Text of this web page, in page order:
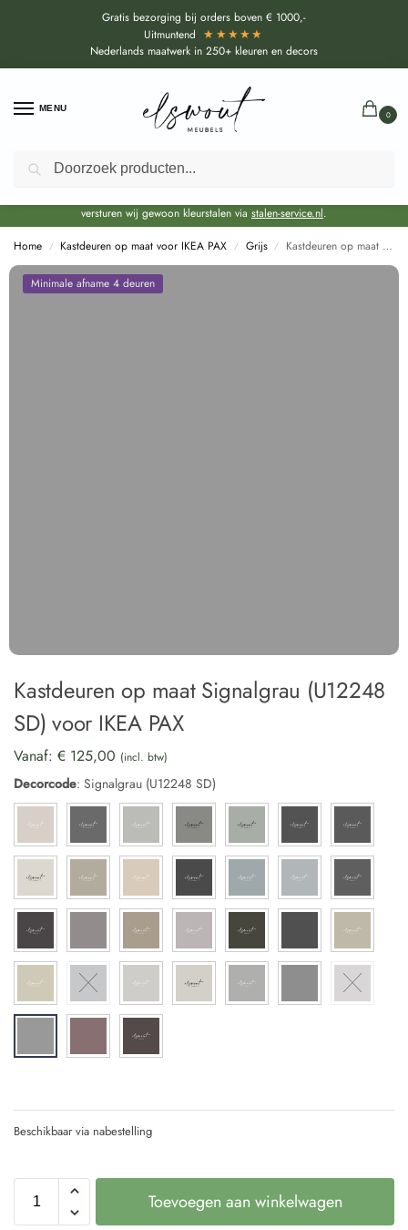
Gratis bezorging bij orders boven € 1000,-
Uitmuntend ★★★★★
Nederlands maatwerk in 250+ kleuren en decors
MENU
0
Door de bouwvakperiode geldt voor alle collecties momenteel een EXTRA
levertijd van circa 3-4 weken bovenop de reguliere levertijd.
versturen wij gewoon kleurstalen via stalen-service.nl.
Home / Kastdeuren op maat voor IKEA PAX / Grijs / Kastdeuren op maat Signalgrau (U12248 SD) voor IKEA PAX
Minimale afname 4 deuren
Kastdeuren op maat Signalgrau (U12248
SD) voor IKEA PAX
Vanaf: € 125,00 (incl. btw)
Decorcode: Signalgrau (U12248 SD)
Beschikbaar via nabestelling
Toevoegen aan winkelwagen